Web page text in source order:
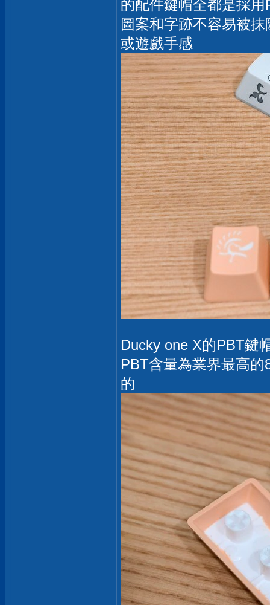
的配件鍵帽全都是採
圖案和字跡不容易被
或遊戲手感
Ducky one X的PBT鍵
PBT含量為業界最高
的